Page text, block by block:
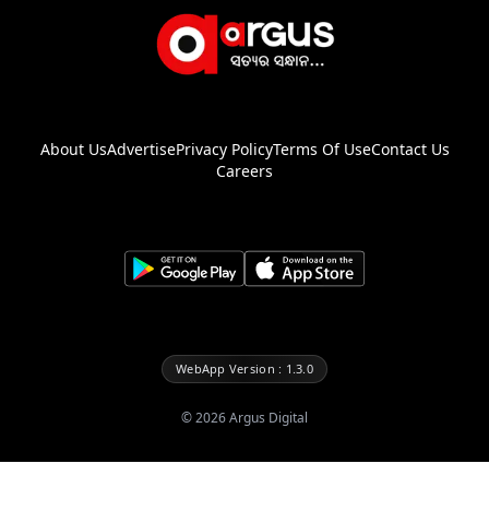
About UsAdvertisePrivacy PolicyTerms Of UseContact Us
Careers
WebApp Version : 1.3.0
©2026Argus Digital